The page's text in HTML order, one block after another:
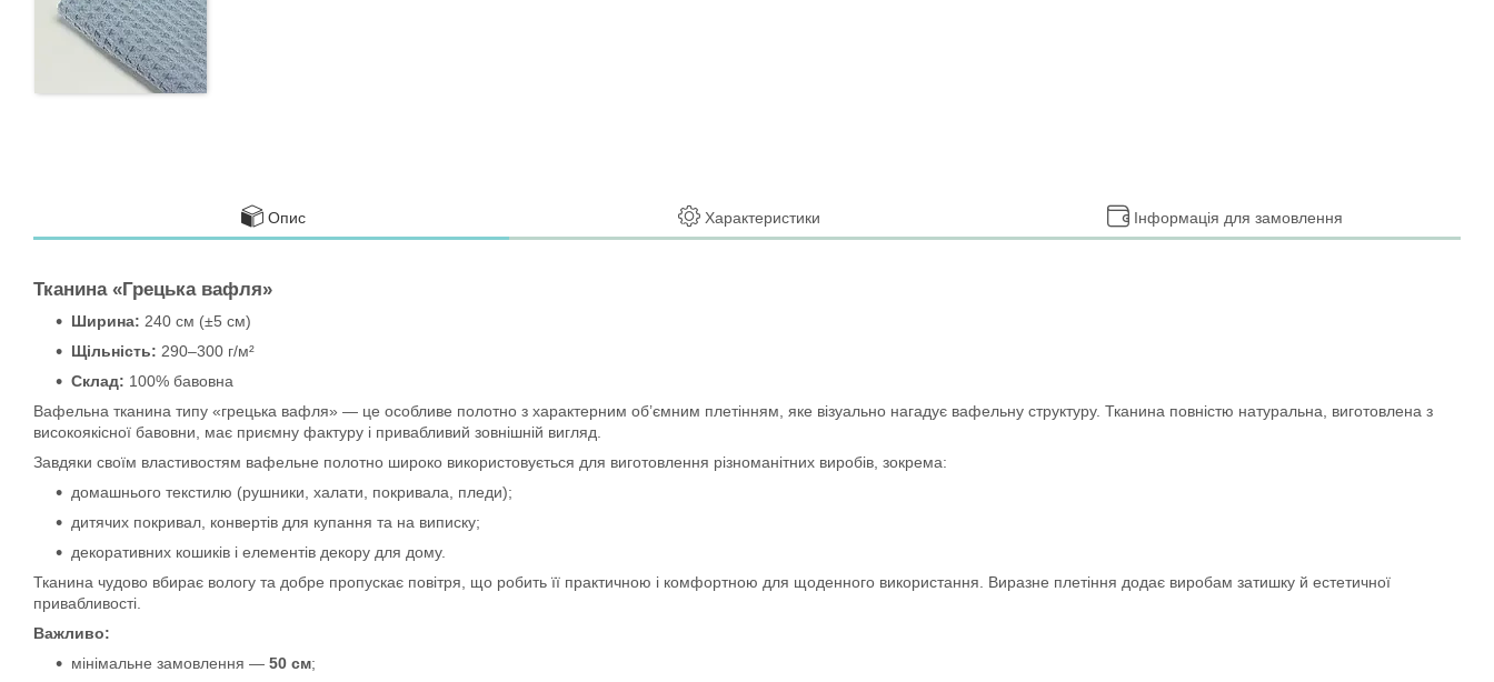
Опис Характеристики Інформація для замовлення
Тканина «Грецька вафля»
Ширина: 240 см (±5 см)
Щільність: 290–300 г/м²
Склад: 100% бавовна
Вафельна тканина типу «грецька вафля» — це особливе полотно з характерним об’ємним плетінням, яке візуально нагадує вафельну структуру. Тканина повністю натуральна, виготовлена з
високоякісної бавовни, має приємну фактуру і привабливий зовнішній вигляд.
Завдяки своїм властивостям вафельне полотно широко використовується для виготовлення різноманітних виробів, зокрема:
домашнього текстилю (рушники, халати, покривала, пледи);
дитячих покривал, конвертів для купання та на виписку;
декоративних кошиків і елементів декору для дому.
Тканина чудово вбирає вологу та добре пропускає повітря, що робить її практичною і комфортною для щоденного використання. Виразне плетіння додає виробам затишку й естетичної
привабливості.
Важливо:
мінімальне замовлення — 50 см;